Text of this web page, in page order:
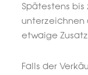
Spätestens bis
unterzeichnen
etwaige
Falls der